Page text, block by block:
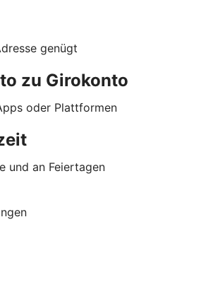
genügt
zu Girokonto
oder Plattformen
und an Feiertagen